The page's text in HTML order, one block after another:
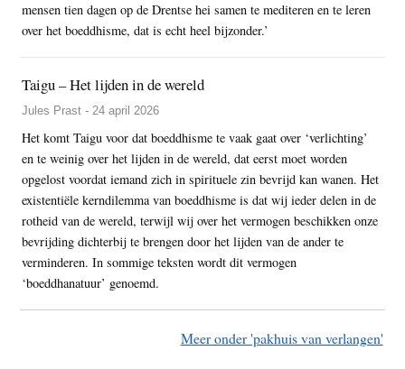
mensen tien dagen op de Drentse hei samen te mediteren en te leren
over het boeddhisme, dat is echt heel bijzonder.’
Taigu – Het lijden in de wereld
Jules Prast - 24 april 2026
Het komt Taigu voor dat boeddhisme te vaak gaat over ‘verlichting’
en te weinig over het lijden in de wereld, dat eerst moet worden
opgelost voordat iemand zich in spirituele zin bevrijd kan wanen. Het
existentiële kerndilemma van boeddhisme is dat wij ieder delen in de
rotheid van de wereld, terwijl wij over het vermogen beschikken onze
bevrijding dichterbij te brengen door het lijden van de ander te
verminderen. In sommige teksten wordt dit vermogen
‘boeddhanatuur’ genoemd.
Meer onder 'pakhuis van verlangen'